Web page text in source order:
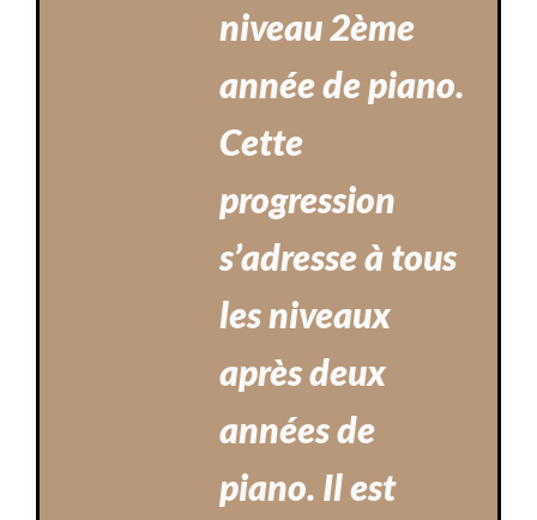
niveau 2ème
année de piano.
Cette
progression
s’adresse à tous
les niveaux
après deux
années de
piano. Il est